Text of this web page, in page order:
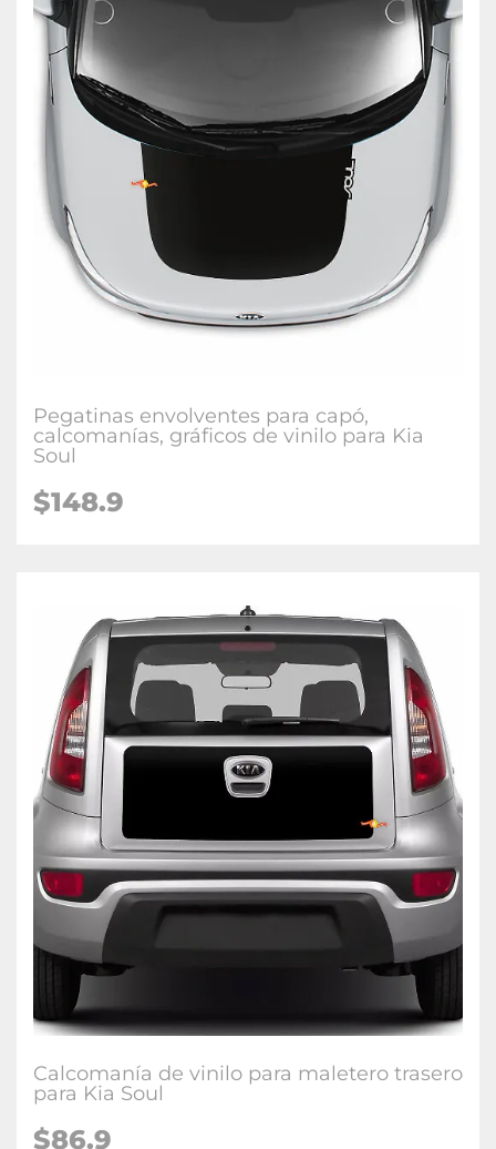
Pegatinas envolventes para capó,
calcomanías, gráficos de vinilo para Kia
Soul
$148.9
Calcomanía de vinilo para maletero trasero
para Kia Soul
$86.9